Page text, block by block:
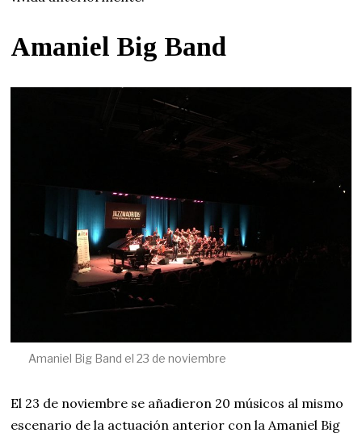
Amaniel Big Band
Amaniel Big Band el 23 de noviembre
El 23 de noviembre se añadieron 20 músicos al mismo
escenario de la actuación anterior con la Amaniel Big